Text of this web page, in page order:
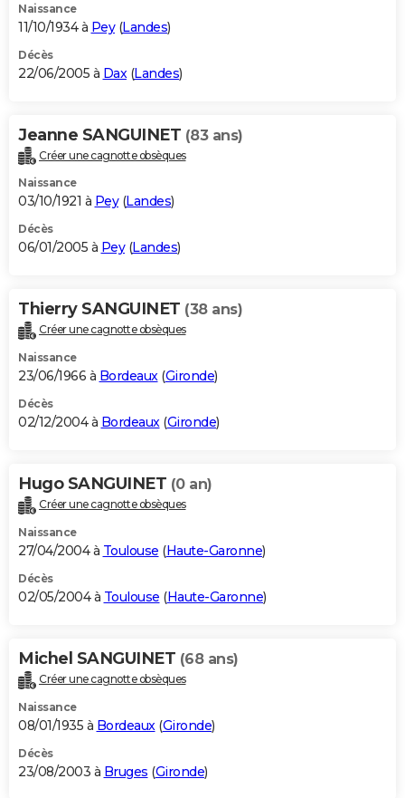
Naissance
11/10/1934 à Pey(Landes)
Décès
22/06/2005 à Dax (Landes)
Jeanne SANGUINET (83 ans)
Créer une cagnotte obsèques
Naissance
03/10/1921 à Pey(Landes)
Décès
06/01/2005 à Pey(Landes)
Thierry SANGUINET (38 ans)
Créer une cagnotte obsèques
Naissance
23/06/1966 à Bordeaux(Gironde)
Décès
02/12/2004 à Bordeaux(Gironde)
Hugo SANGUINET (0 an)
Créer une cagnotte obsèques
Naissance
27/04/2004 à Toulouse (Haute-Garonne)
Décès
02/05/2004 à Toulouse (Haute-Garonne)
Michel SANGUINET (68 ans)
Créer une cagnotte obsèques
Naissance
08/01/1935 à Bordeaux(Gironde)
Décès
23/08/2003 à Bruges (Gironde)